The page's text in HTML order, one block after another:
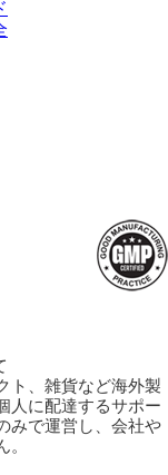
ト、雑貨など海外製
人に配達するサポー
みで運営し、会社や